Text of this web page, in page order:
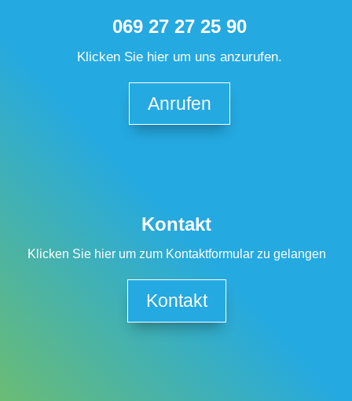
069 27 27 25 90
Klicken Sie hier um uns anzurufen.
Anrufen
Kontakt
Klicken Sie hier um zum Kontaktformular zu gelangen
Kontakt